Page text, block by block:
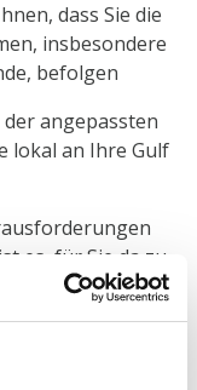
dass Sie die
insbesondere
befolgen
angepassten
lokal an Ihre Gulf
es, für Sie da zu
die unserer